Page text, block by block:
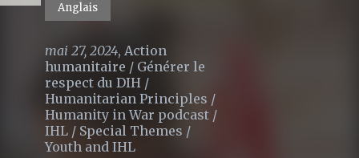
Anglais
mai 27, 2024, Action
humanitaire / Générer le
respect du DIH /
Humanitarian Principles /
Humanity in War podcast /
IHL / Special Themes /
Youth and IHL